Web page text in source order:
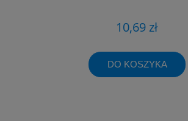
10,69 zł
DO KOSZYKA